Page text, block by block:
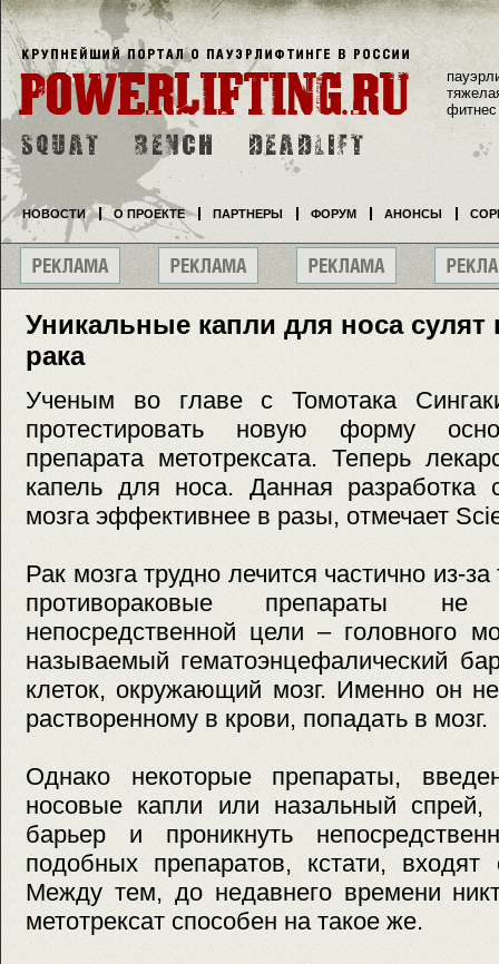
Уникальные капли для носа
рака
Ученым во главе с Томотака
протестировать новую форму
препарата метотрексата. Теперь
капель для носа. Данная разработка
мозга эффективнее в разы, отмечает
Рак мозга трудно лечится частично из-
противораковые препараты
непосредственной цели – головного
называемый гематоэнцефалический
клеток, окружающий мозг. Именно он не
растворенному в крови, попадать в мозг.
Однако некоторые препараты,
носовые капли или назальный спрей,
барьер и проникнуть
подобных препаратов, кстати, входят
Между тем, до недавнего времени
метотрексат способен на такое же.
фитнес
НОВОСТИ О ПРОЕКТЕ ПАРТНЕРЫ ФОРУМ АНОНСЫ